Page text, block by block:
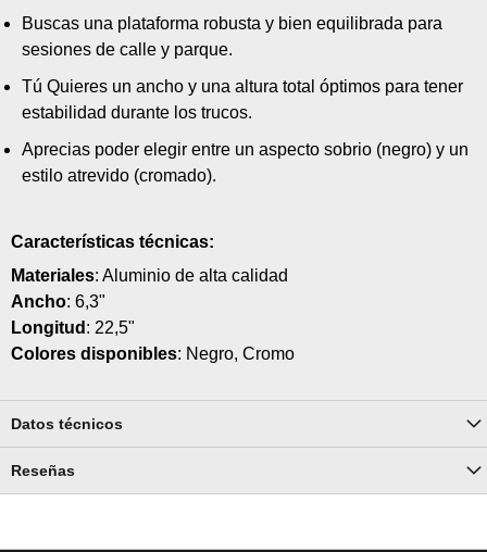
Buscas una plataforma robusta y bien equilibrada para
sesiones de calle y parque.
Tú Quieres un ancho y una altura total óptimos para tener
estabilidad durante los trucos.
Aprecias poder elegir entre un aspecto sobrio (negro) y un
estilo atrevido (cromado).
Características técnicas:
Materiales: Aluminio de alta calidad
Ancho: 6,3"
Longitud : 22,5"
Colores disponibles: Negro, Cromo
Datos técnicos
Reseñas